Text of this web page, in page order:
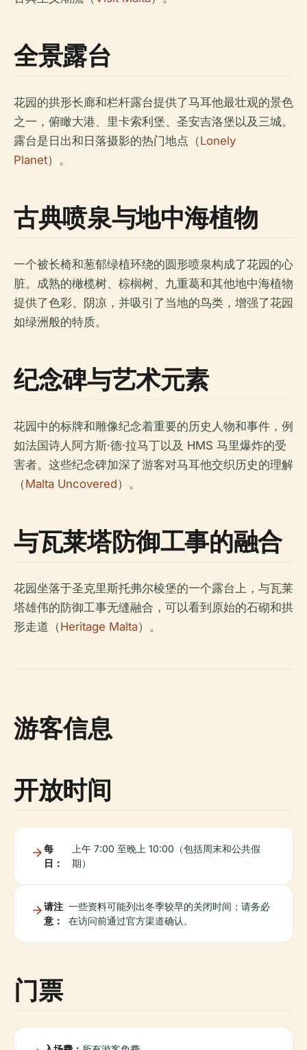
全景露台
花园的拱形长廊和栏杆露台提供了马耳他最壮观的景色
之一，俯瞰大港、里卡索利堡、圣安吉洛堡以及三城。
露台是日出和日落摄影的热门地点（Lonely
Planet）。
古典喷泉与地中海植物
一个被长椅和葱郁绿植环绕的圆形喷泉构成了花园的心
脏。成熟的橄榄树、棕榈树、九重葛和其他地中海植物
提供了色彩、阴凉，并吸引了当地的鸟类，增强了花园
如绿洲般的特质。
纪念碑与艺术元素
花园中的标牌和雕像纪念着重要的历史人物和事件，例
如法国诗人阿方斯·德·拉马丁以及 HMS 马里爆炸的受
害者。这些纪念碑加深了游客对马耳他交织历史的理解
（Malta Uncovered）。
与瓦莱塔防御工事的融合
花园坐落于圣克里斯托弗尔棱堡的一个露台上，与瓦莱
塔雄伟的防御工事无缝融合，可以看到原始的石砌和拱
形走道（Heritage Malta）。
游客信息
开放时间
每
日：
上午 7:00 至晚上 10:00（包括周末和公共假
期）
请注
意：
一些资料可能列出冬季较早的关闭时间；请务必
在访问前通过官方渠道确认。
门票